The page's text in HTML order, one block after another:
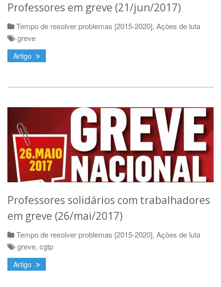
Professores em greve (21/jun/2017)
Tempo de resolver problemas [2015-2020], Ações de luta
greve
Artigo
Professores solidários com trabalhadores
em greve (26/mai/2017)
Tempo de resolver problemas [2015-2020], Ações de luta
greve, cgtp
Artigo